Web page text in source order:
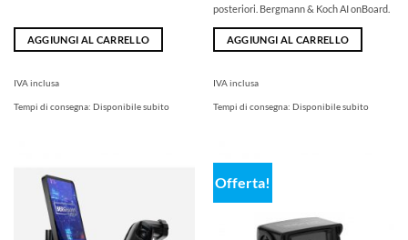
AGGIUNGI AL CARRELLO
IVA inclusa
Tempi di consegna: Disponibile subito
posteriori. Bergmann & Koch AI onBoard.
AGGIUNGI AL CARRELLO
IVA inclusa
Tempi di consegna: Disponibile subito
Offerta!